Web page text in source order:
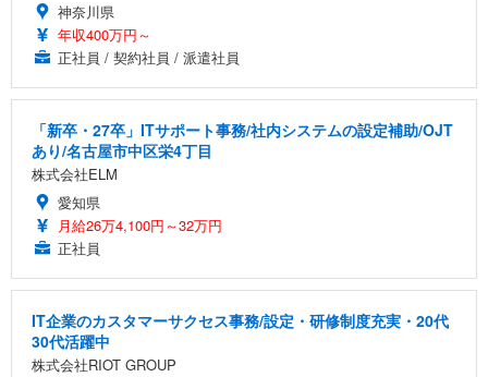
神奈川県
年収400万円～
正社員 / 契約社員 / 派遣社員
「新卒・27卒」ITサポート事務/社内システムの設定補助/OJT
あり/名古屋市中区栄4丁目
株式会社ELM
愛知県
月給26万4,100円～32万円
正社員
IT企業のカスタマーサクセス事務/設定・研修制度充実・20代
30代活躍中
株式会社RIOT GROUP